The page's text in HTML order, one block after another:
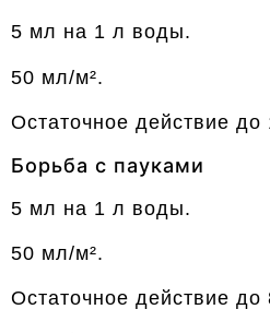
5 мл на 1 л воды.
50 мл/м².
Остаточное действие до
Борьба с пауками
5 мл на 1 л воды.
50 мл/м².
Остаточное действие до